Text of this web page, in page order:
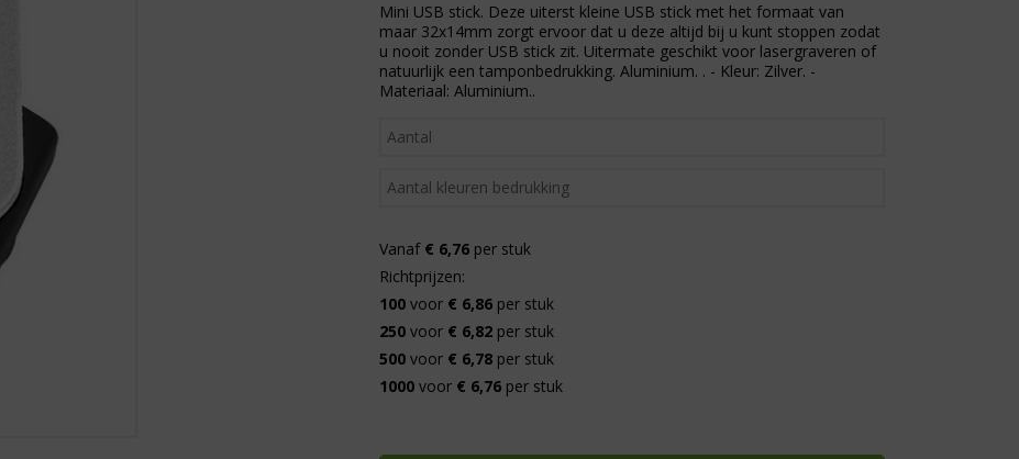
Mini USB stick. Deze uiterst kleine USB stick met het formaat van
maar 32x14mm zorgt ervoor dat u deze altijd bij u kunt stoppen zodat
u nooit zonder USB stick zit. Uitermate geschikt voor lasergraveren of
natuurlijk een tamponbedrukking. Aluminium. . - Kleur: Zilver. -
Materiaal: Aluminium..
Vanaf € 6,76 per stuk
Richtprijzen:
100 voor € 6,86 per stuk
250 voor € 6,82 per stuk
500 voor € 6,78 per stuk
1000 voor € 6,76 per stuk